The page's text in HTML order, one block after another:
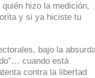
hizo la medición,
y si ya hiciste tu
bajo la
cuando está
contra la libertad